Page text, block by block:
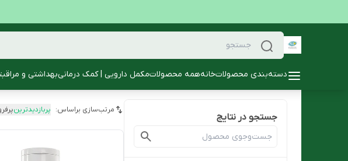
دسته‌بندی محصولاتخانههمه محصولاتمکمل دارویی | کمک درمانیبهداشتی و
جستجو در نتایج
مرتب‌سازی براساس: پربازدیدترین